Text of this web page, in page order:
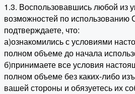
1.3. Воспользовавшись любой из
возможностей по использованию
подтверждаете, что:
а)ознакомились с условиями
полном объеме до начала
б)принимаете все условия
полном объеме без каких-либо
вашей стороны и обязуетесь их